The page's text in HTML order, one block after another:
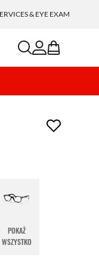
& EYE EXAM
searchaccount
bag
POKAŻ
WSZYSTKO